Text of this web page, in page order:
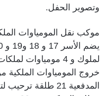
وتصوير الحفل.
لملوك و 4
خروج المومياوات الملكية
المدفعية 21